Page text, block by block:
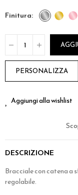
finitura
PERSONALIZZA
Aggiungi alla wishlist
DESCRIZIONE
Bracciale con catena a
regolabile.